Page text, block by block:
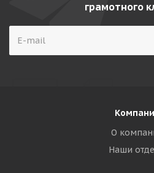
грамотного
О
Наши